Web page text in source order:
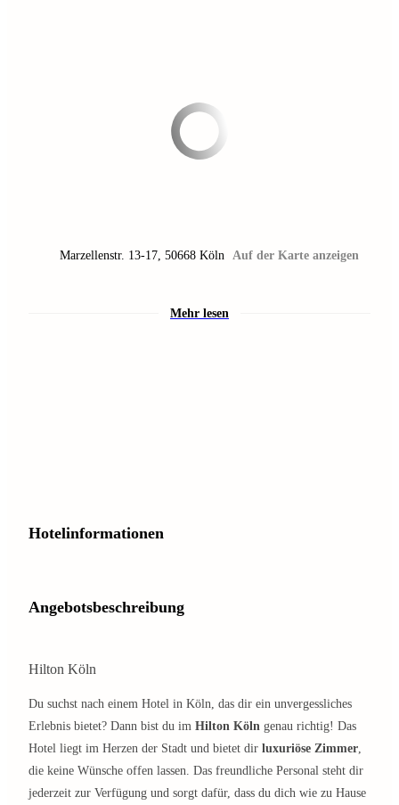
Marzellenstr. 13-17, 50668 Köln Auf der Karte anzeigen
Mehr lesen
Hotelinformationen
Angebotsbeschreibung
Hilton Köln
Du suchst nach einem Hotel in Köln, das dir ein unvergessliches
Erlebnis bietet? Dann bist du im Hilton Köln genau richtig! Das
Hotel liegt im Herzen der Stadt und bietet dir luxuriöse Zimmer,
die keine Wünsche offen lassen. Das freundliche Personal steht dir
jederzeit zur Verfügung und sorgt dafür, dass du dich wie zu Hause